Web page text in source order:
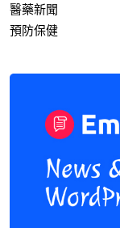
醫藥新聞
預防保健